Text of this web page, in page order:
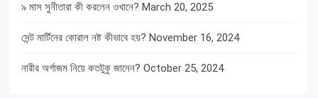
৯ মাস সুনীতারা কী করলেন ওখানে? March 20, 2025
সেন্ট মার্টিনের কোরাল নষ্ট কীভাবে হয়? November 16, 2024
নারীর অর্গাজম নিয়ে কতটুকু জানেন? October 25, 2024